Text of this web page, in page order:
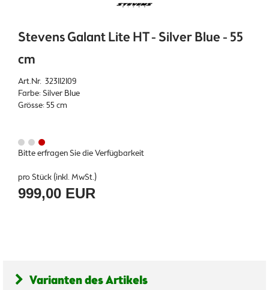
Stevens Galant Lite HT - Silver Blue - 55
cm
Art.Nr. 323112109
Farbe: Silver Blue
Grösse: 55 cm
Bitte erfragen Sie die Verfügbarkeit
pro Stück (inkl. MwSt.)
999,00 EUR
Varianten des Artikels